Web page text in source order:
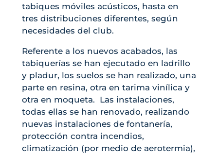
tabiques móviles acústicos, hasta en
tres distribuciones diferentes, según
necesidades del club.
Referente a los nuevos acabados, las
tabiquerías se han ejecutado en ladrillo
y pladur, los suelos se han realizado, una
parte en resina, otra en tarima vinílica y
otra en moqueta. Las instalaciones,
todas ellas se han renovado, realizando
nuevas instalaciones de fontanería,
protección contra incendios,
climatización (por medio de aerotermia),